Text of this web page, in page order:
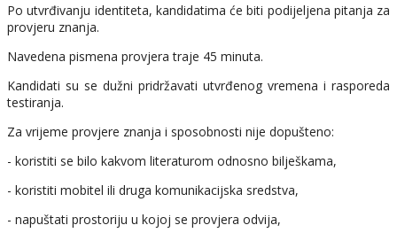
Po utvrđivanju identiteta, kandidatima će biti podijeljena pitanja za
provjeru znanja.
Navedena pismena provjera traje 45 minuta.
Kandidati su se dužni pridržavati utvrđenog vremena i rasporeda
testiranja.
Za vrijeme provjere znanja i sposobnosti nije dopušteno:
- koristiti se bilo kakvom literaturom odnosno bilješkama,
- koristiti mobitel ili druga komunikacijska sredstva,
- napuštati prostoriju u kojoj se provjera odvija,